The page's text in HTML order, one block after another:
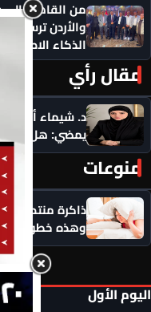
من القاهرة إلى
والأردن
الذكاء الاصطناعي
مقال رأي
د. شيماء
يمضي: هل يحق
منوعات
ذاكرة منتصف
وهذه خطوات
اليوم الأول